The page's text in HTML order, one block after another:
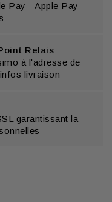
Pay - Apple Pay -
Relais
à l'adresse de
livraison
garantissant la